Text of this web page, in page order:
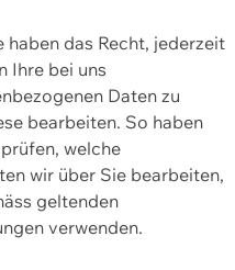
haben das Recht, jederzeit
Ihre bei uns
Daten zu
bearbeiten. So haben
welche
wir über Sie bearbeiten,
geltenden
verwenden.